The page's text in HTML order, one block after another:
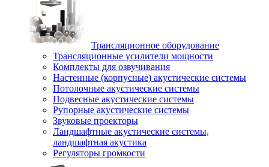
Трансляционное оборудование
Трансляционные усилители мощности
Комплекты для озвучивания
Настенные (корпусные) акустические системы
Потолочные акустические системы
Подвесные акустические системы
Рупорные акустические системы
Звуковые проекторы
Ландшафтные акустические системы,
ландшафтная акустика
Регуляторы громкости